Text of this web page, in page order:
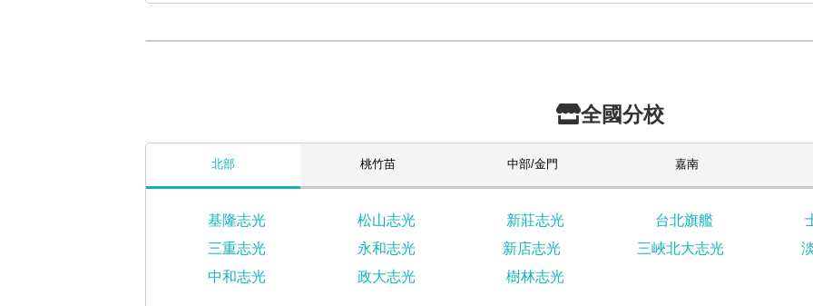
全國分校
北部 桃竹苗 中部/金門 嘉南
基隆志光 松山志光 新莊志光 台北旗艦
三重志光
永和志光 新店志光 三峽北大志光
中和志光
政大志光 樹林志光